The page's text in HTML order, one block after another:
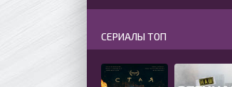
СЕРИАЛЫ ТОП